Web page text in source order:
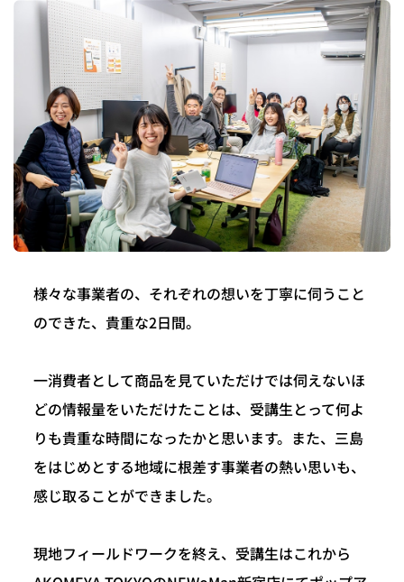
様々な事業者の、それぞれの想いを丁寧に伺うこと
のできた、貴重な2日間。
一消費者として商品を見ていただけでは伺えないほ
どの情報量をいただけたことは、受講生とって何よ
りも貴重な時間になったかと思います。また、三島
をはじめとする地域に根差す事業者の熱い思いも、
感じ取ることができました。
現地フィールドワークを終え、受講生はこれから